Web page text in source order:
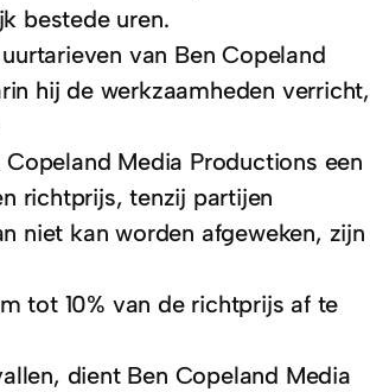
bestede uren.
van Ben Copeland
hij de werkzaamheden verricht,
Media Productions een
richtprijs, tenzij partijen
niet kan worden afgeweken, zijn
tot 10% van de richtprijs af te
dient Ben Copeland Media